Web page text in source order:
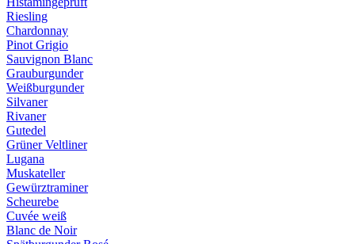
Riesling
Chardonnay
Pinot Grigio
Sauvignon Blanc
Grauburgunder
Weißburgunder
Silvaner
Rivaner
Gutedel
Grüner Veltliner
Lugana
Muskateller
Gewürztraminer
Scheurebe
Cuvée weiß
Blanc de Noir